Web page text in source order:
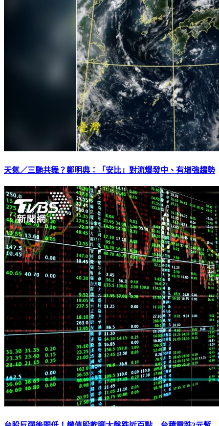
天氣／三颱共舞？鄭明典：「安比」對流爆發中、有增強趨勢